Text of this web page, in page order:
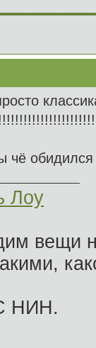
чё
Лоу
вещи
НИН.